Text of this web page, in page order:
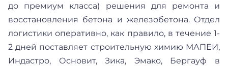
до премиум класса) решения для ремонта и
восстановления бетона и железобетона. Отдел
логистики оперативно, как правило, в течение 1-
2 дней поставляет строительную химию МАПЕИ,
Индастро, Основит, Зика, Эмако, Бергауф в